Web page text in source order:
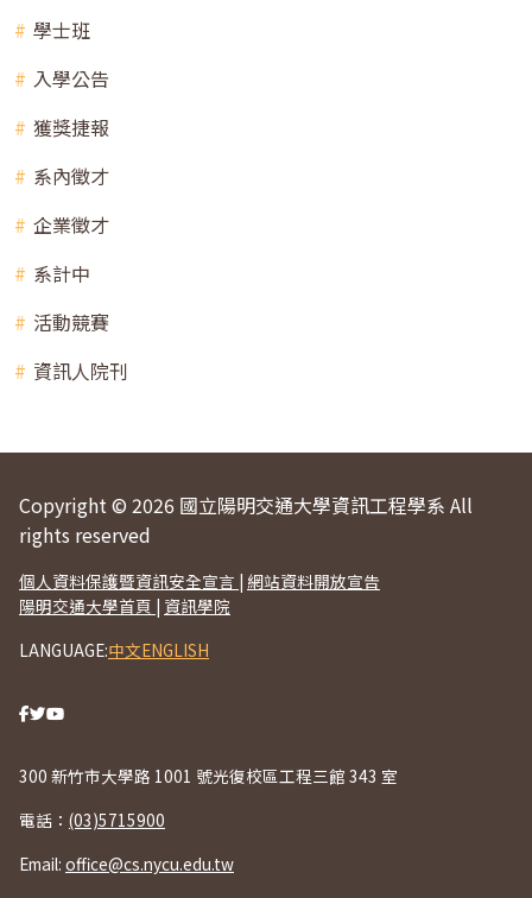
學士班
入學公告
獲獎捷報
系內徵才
企業徵才
系計中
活動競賽
資訊人院刊
Copyright © 2026 國立陽明交通大學資訊工程學系 All
rights reserved
個人資料保護暨資訊安全宣言 | 網站資料開放宣告
陽明交通大學首頁 | 資訊學院
LANGUAGE:中文ENGLISH
300 新竹市大學路 1001 號光復校區工程三館 343 室
電話： (03)5715900
Email: office@cs.nycu.edu.tw